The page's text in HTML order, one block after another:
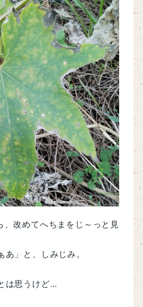
改めてへちまをじ～っと見
あ」と、しみじみ。
は思うけど…